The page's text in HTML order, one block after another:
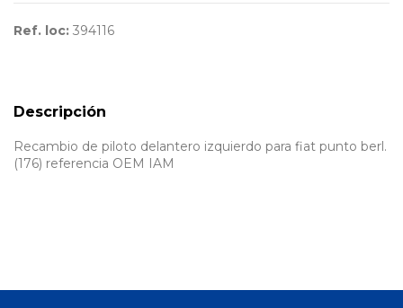
Ref. loc: 394116
Descripción
Recambio de piloto delantero izquierdo para fiat punto berl.
(176) referencia OEM IAM